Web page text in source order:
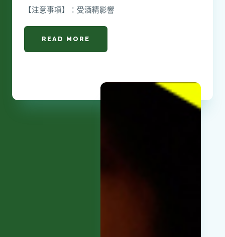
【注意事項】：受酒精影響
READ MORE